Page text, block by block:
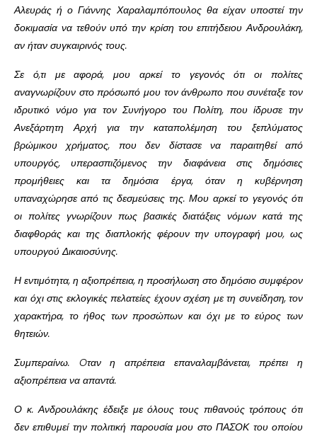
Αλευράς ή ο Γιάννης Χαραλαμπόπουλος θα είχαν υποστεί την
δοκιμασία να τεθούν υπό την κρίση του επιτήδειου Ανδρουλάκη,
αν ήταν συγκαιρινός τους.
Σε ό,τι με αφορά, μου αρκεί το γεγονός ότι οι πολίτες
αναγνωρίζουν στο πρόσωπό μου τον άνθρωπο που συνέταξε τον
ιδρυτικό νόμο για τον Συνήγορο του Πολίτη, που ίδρυσε την
Ανεξάρτητη Αρχή για την καταπολέμηση του ξεπλύματος
βρώμικου χρήματος, που δεν δίστασε να παραιτηθεί από
υπουργός, υπερασπιζόμενος την διαφάνεια στις δημόσιες
προμήθειες και τα δημόσια έργα, όταν η κυβέρνηση
υπαναχώρησε από τις δεσμεύσεις της. Μου αρκεί το γεγονός ότι
οι πολίτες γνωρίζουν πως βασικές διατάξεις νόμων κατά της
διαφθοράς και της διαπλοκής φέρουν την υπογραφή μου, ως
υπουργού Δικαιοσύνης.
Η εντιμότητα, η αξιοπρέπεια, η προσήλωση στο δημόσιο συμφέρον
και όχι στις εκλογικές πελατείες έχουν σχέση με τη συνείδηση, τον
χαρακτήρα, το ήθος των προσώπων και όχι με το εύρος των
θητειών.
Συμπεραίνω. Oταν η απρέπεια επαναλαμβάνεται, πρέπει η
αξιοπρέπεια να απαντά.
Ο κ. Ανδρουλάκης έδειξε με όλους τους πιθανούς τρόπους ότι
δεν επιθυμεί την πολιτική παρουσία μου στο ΠΑΣΟΚ του οποίου